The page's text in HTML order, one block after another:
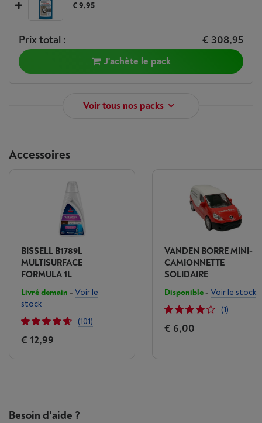
€ 9,95
Prix total : € 308,95
J'achète le pack
Voir tous nos packs
Accessoires
BISSELL B1789L
MULTISURFACE
FORMULA 1L
Livré demain - Voir le
stock
(101)
€ 12,99
VANDEN BORRE MINI-
CAMIONNETTE
SOLIDAIRE
Disponible- Voir le stock
(1)
€ 6,00
Besoin d'aide ?